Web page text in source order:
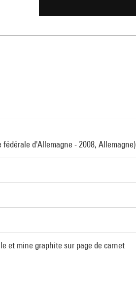
fédérale d'Allemagne - 2008, Allemagne)
et mine graphite sur page de carnet